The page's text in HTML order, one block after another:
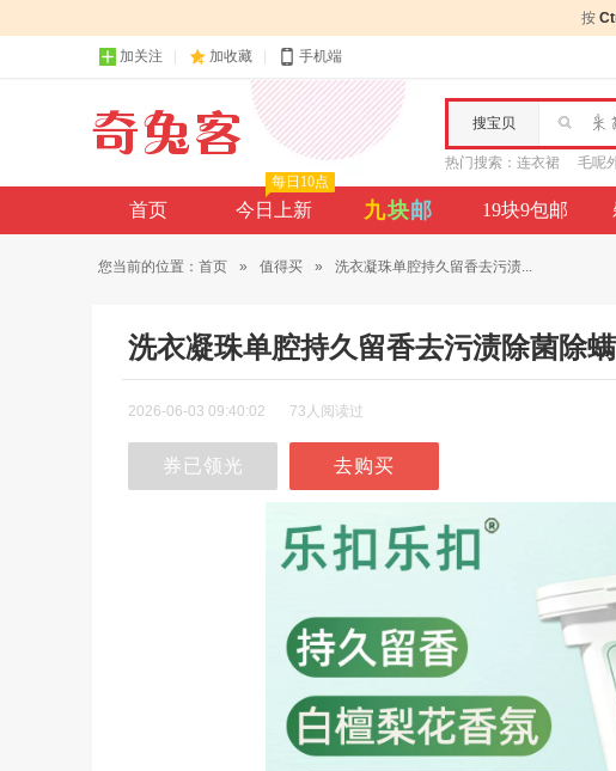
按
加关注 加收藏 手机端
搜宝贝
热门搜索： 连衣裙 毛呢
首页 今日上新
每日10点
九块邮 19块9包邮
您当前的位置： 首页 » 值得买 » 洗衣凝珠单腔持久留香去污渍...
洗衣凝珠单腔持久留香去污渍除菌除
2026-06-03 09:40:02 73人阅读过
券已领光 去购买